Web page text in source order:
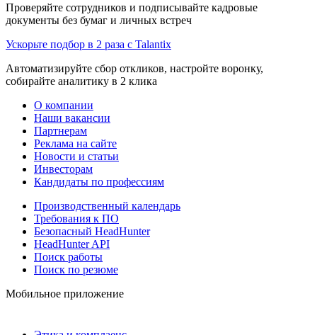
Проверяйте сотрудников и подписывайте кадровые
документы без бумаг и личных встреч
Ускорьте подбор в 2 раза с Talantix
Автоматизируйте сбор откликов, настройте воронку,
собирайте аналитику в 2 клика
О компании
Наши вакансии
Партнерам
Реклама на сайте
Новости и статьи
Инвесторам
Кандидаты по профессиям
Производственный календарь
Требования к ПО
Безопасный HeadHunter
HeadHunter API
Поиск работы
Поиск по резюме
Мобильное приложение